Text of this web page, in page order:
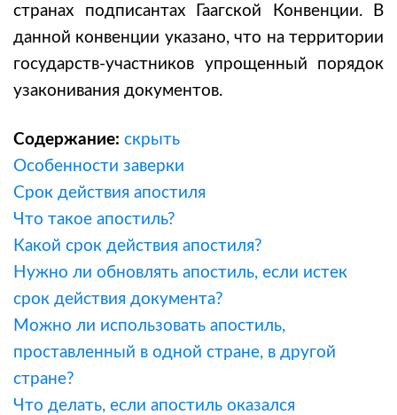
странах подписантах Гаагской Конвенции. В
данной конвенции указано, что на территории
государств-участников упрощенный порядок
узаконивания документов.
Содержание: скрыть
Особенности заверки
Срок действия апостиля
Что такое апостиль?
Какой срок действия апостиля?
Нужно ли обновлять апостиль, если истек
срок действия документа?
Можно ли использовать апостиль,
проставленный в одной стране, в другой
стране?
Что делать, если апостиль оказался